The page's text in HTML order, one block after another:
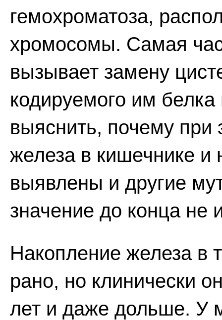
гемохроматоза,
хромосомы. Самая
вызывает замену
кодируемого им
выяснить, почему при
железа в кишечнике
выявлены и другие
значение до конца не
Накопление железа в
рано, но клинически
лет и даже дольше. У